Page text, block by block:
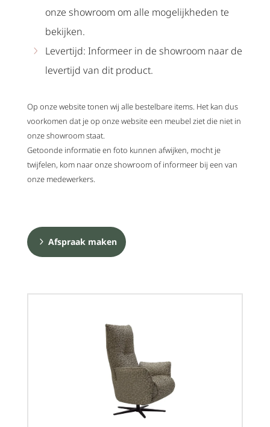
onze showroom om alle mogelijkheden te
bekijken.
Levertijd: Informeer in de showroom naar de
levertijd van dit product.
Op onze website tonen wij alle bestelbare items. Het kan dus
voorkomen dat je op onze website een meubel ziet die niet in
onze showroom staat.
Getoonde informatie en foto kunnen afwijken, mocht je
twijfelen, kom naar onze showroom of informeer bij een van
onze medewerkers.
Afspraak maken